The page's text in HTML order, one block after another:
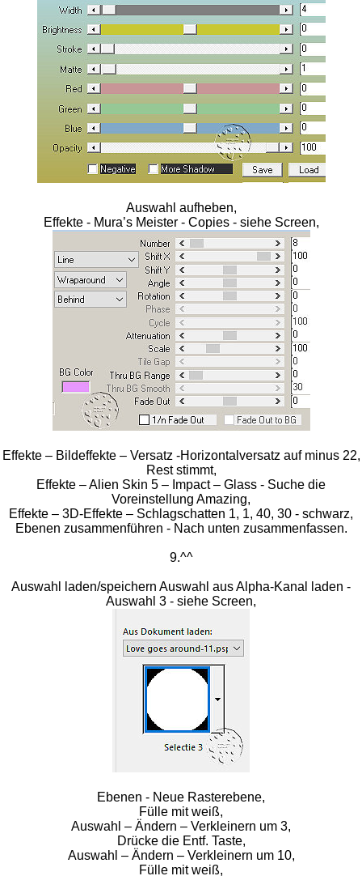
Auswahl aufheben,
Effekte - Mura’s Meister - Copies - siehe Screen,
Effekte – Bildeffekte – Versatz -Horizontalversatz auf minus 22,
Rest stimmt,
Effekte – Alien Skin 5 – Impact – Glass - Suche die
Voreinstellung Amazing,
Effekte – 3D-Effekte – Schlagschatten 1, 1, 40, 30 - schwarz,
Ebenen zusammenführen - Nach unten zusammenfassen.
9.^^
Auswahl laden/speichern Auswahl aus Alpha-Kanal laden -
Auswahl 3 - siehe Screen,
Ebenen - Neue Rasterebene,
Fülle mit weiß,
Auswahl – Ändern – Verkleinern um 3,
Drücke die Entf. Taste,
Auswahl – Ändern – Verkleinern um 10,
Fülle mit weiß,